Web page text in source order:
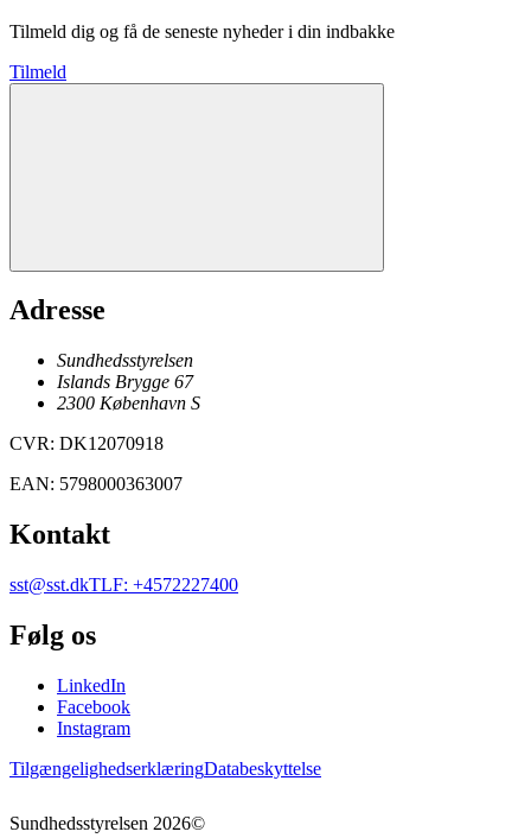
Tilmeld dig og få de seneste nyheder i din indbakke
Tilmeld
Adresse
Sundhedsstyrelsen
Islands Brygge 67
2300 København S
CVR: DK12070918
EAN: 5798000363007
Kontakt
sst@sst.dkTLF: +4572227400
Følg os
LinkedIn
Facebook
Instagram
TilgængelighedserklæringDatabeskyttelse
Sundhedsstyrelsen 2026©